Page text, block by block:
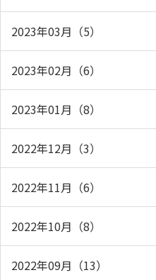
2023年03月（5）
2023年02月（6）
2023年01月（8）
2022年12月（3）
2022年11月（6）
2022年10月（8）
2022年09月（13）